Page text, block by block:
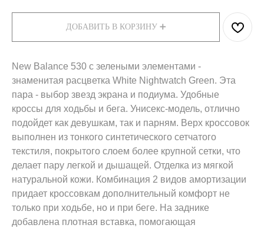
ДОБАВИТЬ В КОРЗИНУ ➕
New Balance 530 с зелеными элементами -
знаменитая расцветка White Nightwatch Green. Эта
пара - выбор звезд экрана и подиума. Удобные
кроссы для ходьбы и бега. Унисекс-модель, отлично
подойдет как девушкам, так и парням. Верх кроссовок
выполнен из тонкого синтетического сетчатого
текстиля, покрытого слоем более крупной сетки, что
делает пару легкой и дышащей. Отделка из мягкой
натуральной кожи. Комбинация 2 видов амортизации
придает кроссовкам дополнительный комфорт не
только при ходьбе, но и при беге. На заднике
добавлена плотная вставка, помогающая